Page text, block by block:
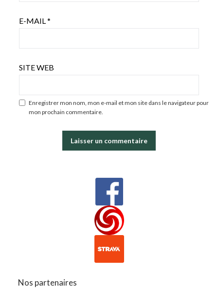
E-MAIL*
SITE WEB
Enregistrer mon nom, mon e-mail et mon site dans le navigateur pour
mon prochain commentaire.
Nos partenaires